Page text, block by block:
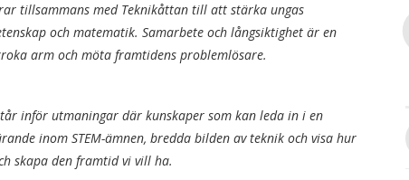
tillsammans med Teknikåttan till att stärka ungas
och matematik. Samarbete och långsiktighet är en
arm och möta framtidens problemlösare.
inför utmaningar där kunskaper som kan leda in i en
inom STEM-ämnen, bredda bilden av teknik och visa hur
skapa den framtid vi vill ha.